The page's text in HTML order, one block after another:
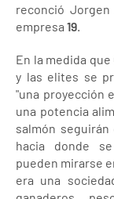
reconció
empresa 19.
En la medida
y las elites se
"una proyección
una potencia
salmón
hacia donde
pueden mirarse
era una